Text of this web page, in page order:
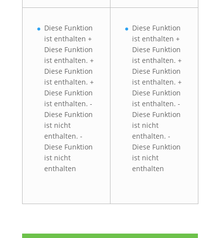
Diese Funktion
ist enthalten +
Diese Funktion
ist enthalten. +
Diese Funktion
ist enthalten. +
Diese Funktion
ist enthalten. -
Diese Funktion
ist nicht
enthalten. -
Diese Funktion
ist nicht
enthalten
Diese Funktion
ist enthalten +
Diese Funktion
ist enthalten. +
Diese Funktion
ist enthalten. +
Diese Funktion
ist enthalten. -
Diese Funktion
ist nicht
enthalten. -
Diese Funktion
ist nicht
enthalten